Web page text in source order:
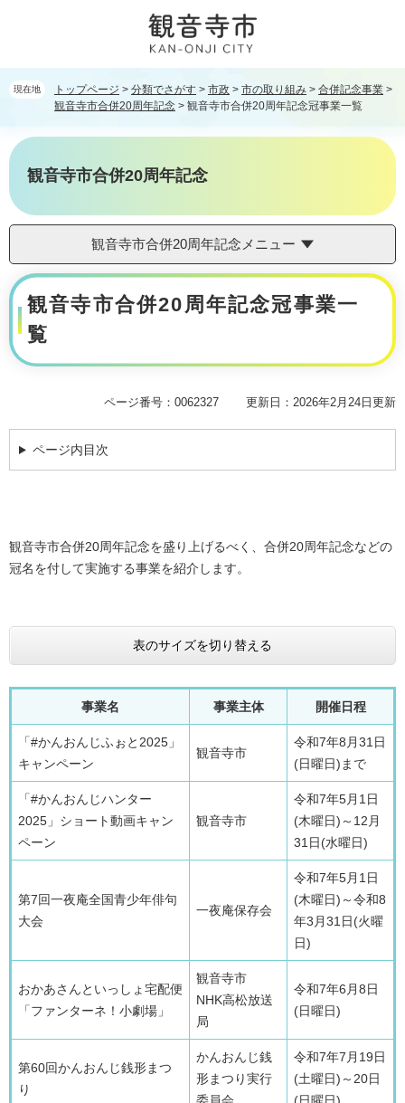
す。
て
文
現在地 トップページ > 分類でさがす > 市政 > 市の取り組み > 合併記念事業 >
観音寺市合併20周年記念 > 観音寺市合併20周年記念冠事業一覧
観音寺市合併20周年記念
観音寺市合併20周年記念メニュー
本
文
観音寺市合併20周年記念冠事業一
覧
ページ番号：0062327 更新日：2026年2月24日更新
ページ内目次
観音寺市合併20周年記念を盛り上げるべく、合併20周年記念などの
冠名を付して実施する事業を紹介します。
表のサイズを切り替える
事業名 事業主体 開催日程
「#かんおんじふぉと2025」
キャンペーン
観音寺市
令和7年8月31日
(日曜日)まで
「#かんおんじハンター
2025」ショート動画キャン
ペーン​
観音寺市
令和7年5月1日
(木曜日)～12月
31日(水曜日)
第7回一夜庵全国青少年俳句
大会
一夜庵保存会
令和7年5月1日
(木曜日)～令和8
年3月31日(火曜
日)
おかあさんといっしょ宅配便
「ファンターネ！小劇場」
観音寺市
NHK高松放送
局
令和7年6月8日
(日曜日)
第60回かんおんじ銭形まつ
り
かんおんじ銭
形まつり実行
令和7年7月19日
(土曜日)～20日